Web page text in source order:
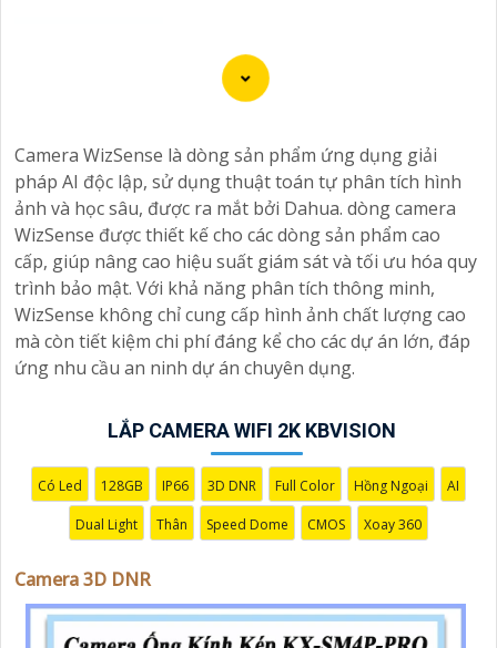
Camera 3D DNR là một loại camera được trang bị chip
nghệ ngoại suy để loại bỏ ngay cả những điểm ảnh lỗi
nhỏ nhất. Công nghệ chống nhiễu 3D DNR được hãng
ứng dụng vào từng chi tiết Phục vụ cho hình ảnh của
camera trở nên sắc nét, rõ ràng và không bị ảnh hưởng
bởi nhiễu hạt.
Với tính năng chống nhiễu 3D DNR camera sẽ giúp
bạn quan sát được hình ảnh chất lượng cao, đặc biệt
trong các điều kiện ánh sáng yếu hoặc độ nhiễu cao.
Với Những Trang bị cao cấp làm cho việc giám sát,
Camera WizSense là dòng sản phẩm ứng dụng giải
pháp AI độc lập, sử dụng thuật toán tự phân tích hình
ảnh và học sâu, được ra mắt bởi Dahua. dòng camera
WizSense được thiết kế cho các dòng sản phẩm cao
cấp, giúp nâng cao hiệu suất giám sát và tối ưu hóa quy
trình bảo mật. Với khả năng phân tích thông minh,
WizSense không chỉ cung cấp hình ảnh chất lượng cao
mà còn tiết kiệm chi phí đáng kể cho các dự án lớn, đáp
ứng nhu cầu an ninh dự án chuyên dụng.
LẮP CAMERA WIFI 2K KBVISION
Có Led 128GB IP66 3D DNR Full Color Hồng Ngoại AI
Dual Light Thân Speed Dome CMOS Xoay 360
Camera 3D DNR